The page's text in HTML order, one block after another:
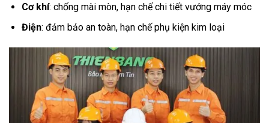
Cơ khí: chống mài mòn, hạn chế chi tiết vướng máy móc
Điện: đảm bảo an toàn, hạn chế phụ kiện kim loại